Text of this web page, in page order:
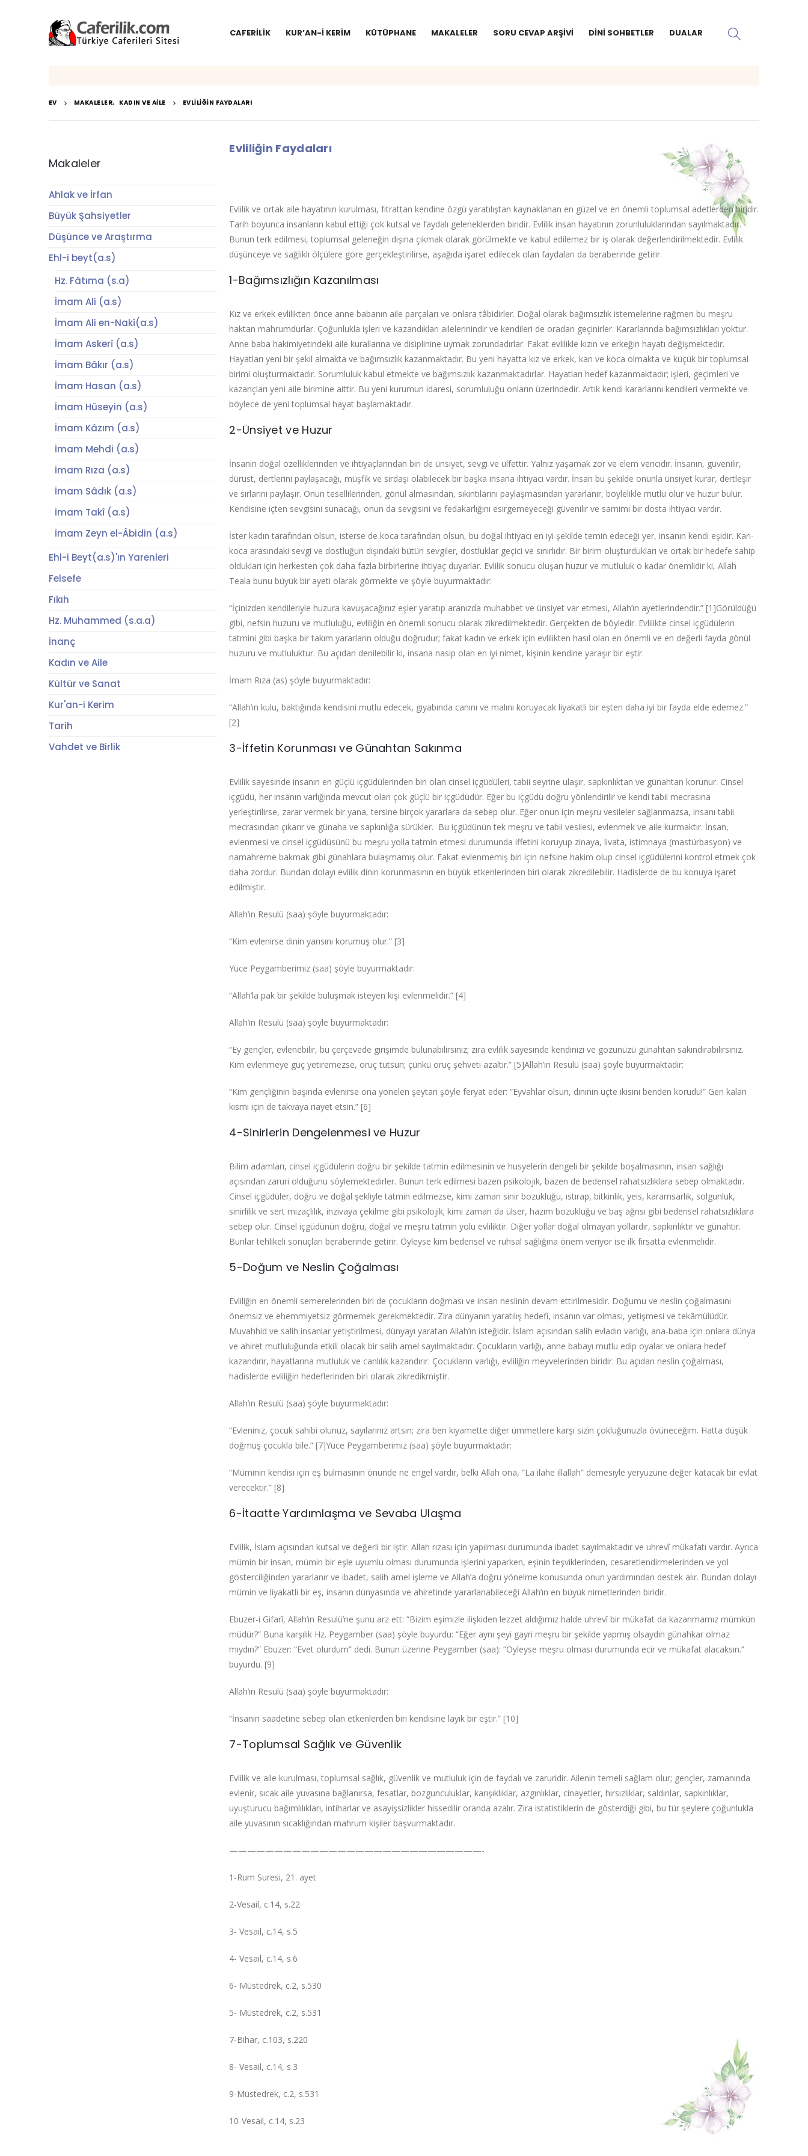
CAFERILIK KUR’AN-I KERIM KÜTÜPHANE MAKALELER SORU CEVAP ARŞIVI DINI SOHBETLER DUALAR
EV MAKALELER, KADIN VE AILE EVLILIĞIN FAYDALARI
Evliliğin Faydaları
Evlilik ve ortak aile hayatının kurulması, fıtrattan kendine özgü yaratılıştan kaynaklanan en güzel ve en önemli toplumsal adetlerden biridir.
Tarih boyunca insanların kabul ettiği çok kutsal ve faydalı geleneklerden biridir. Evlilik insan hayatının zorunluluklarından sayılmaktadır.
Bunun terk edilmesi, toplumsal geleneğin dışına çıkmak olarak görülmekte ve kabul edilemez bir iş olarak değerlendirilmektedir. Evlilik
düşünceye ve sağlıklı ölçülere göre gerçekleştirilirse, aşağıda işaret edilecek olan faydaları da beraberinde getirir.
1-Bağımsızlığın Kazanılması
Kız ve erkek evlilikten önce anne babanın aile parçaları ve onlara tâbidirler. Doğal olarak bağımsızlık istemelerine rağmen bu meşru
haktan mahrumdurlar. Çoğunlukla işleri ve kazandıkları ailelerinindir ve kendileri de oradan geçinirler. Kararlarında bağımsızlıkları yoktur.
Anne baba hakimiyetindeki aile kurallarına ve disiplinine uymak zorundadırlar. Fakat evlilikle kızın ve erkeğin hayatı değişmektedir.
Hayatları yeni bir şekil almakta ve bağımsızlık kazanmaktadır. Bu yeni hayatta kız ve erkek, karı ve koca olmakta ve küçük bir toplumsal
birimi oluşturmaktadır. Sorumluluk kabul etmekte ve bağımsızlık kazanmaktadırlar. Hayatları hedef kazanmaktadır; işleri, geçimleri ve
kazançları yeni aile birimine aittir. Bu yeni kurumun idaresi, sorumluluğu onların üzerindedir. Artık kendi kararlarını kendileri vermekte ve
böylece de yeni toplumsal hayat başlamaktadır.
2-Ünsiyet ve Huzur
İnsanın doğal özelliklerinden ve ihtiyaçlarından biri de ünsiyet, sevgi ve ülfettir. Yalnız yaşamak zor ve elem vericidir. İnsanın, güvenilir,
dürüst, dertlerini paylaşacağı, müşfik ve sırdaşı olabilecek bir başka insana ihtiyacı vardır. İnsan bu şekilde onunla ünsiyet kurar, dertleşir
ve sırlarını paylaşır. Onun tesellilerinden, gönül almasından, sıkıntılarını paylaşmasından yararlanır, böylelikle mutlu olur ve huzur bulur.
Kendisine içten sevgisini sunacağı, onun da sevgisini ve fedakarlığını esirgemeyeceği güvenilir ve samimi bir dosta ihtiyacı vardır.
İster kadın tarafından olsun, isterse de koca tarafından olsun, bu doğal ihtiyacı en iyi şekilde temin edeceği yer, insanın kendi eşidir. Karı-
koca arasındaki sevgi ve dostluğun dışındaki bütün sevgiler, dostluklar geçici ve sınırlıdır. Bir birim oluşturdukları ve ortak bir hedefe sahip
oldukları için herkesten çok daha fazla birbirlerine ihtiyaç duyarlar. Evlilik sonucu oluşan huzur ve mutluluk o kadar önemlidir ki, Allah
Teala bunu büyük bir ayeti olarak görmekte ve şöyle buyurmaktadır:
“İçinizden kendileriyle huzura kavuşacağınız eşler yaratıp aranızda muhabbet ve ünsiyet var etmesi, Allah’ın ayetlerindendir.”‌ [1]Görüldüğü
gibi, nefsin huzuru ve mutluluğu, evliliğin en önemli sonucu olarak zikredilmektedir. Gerçekten de böyledir. Evlilikte cinsel içgüdülerin
tatmini gibi başka bir takım yararların olduğu doğrudur; fakat kadın ve erkek için evlilikten hasıl olan en önemli ve en değerli fayda gönül
huzuru ve mutluluktur. Bu açıdan denilebilir ki, insana nasip olan en iyi nimet, kişinin kendine yaraşır bir eştir.
İmam Rıza (as) şöyle buyurmaktadır:
“Allah’ın kulu, baktığında kendisini mutlu edecek, gıyabında canını ve malını koruyacak liyakatli bir eşten daha iyi bir fayda elde edemez.”‌
[2]
3-İffetin Korunması ve Günahtan Sakınma
Evlilik sayesinde insanın en güçlü içgüdülerinden biri olan cinsel içgüdüleri, tabii seyrine ulaşır, sapkınlıktan ve günahtan korunur. Cinsel
içgüdü, her insanın varlığında mevcut olan çok güçlü bir içgüdüdür. Eğer bu içgüdü doğru yönlendirilir ve kendi tabii mecrasına
yerleştirilirse, zarar vermek bir yana, tersine birçok yararlara da sebep olur. Eğer onun için meşru vesileler sağlanmazsa, insanı tabii
mecrasından çıkarır ve günaha ve sapkınlığa sürükler. Bu içgüdünün tek meşru ve tabii vesilesi, evlenmek ve aile kurmaktır. İnsan,
evlenmesi ve cinsel içgüdüsünü bu meşru yolla tatmin etmesi durumunda iffetini koruyup zinaya, livata, istimnaya (mastürbasyon) ve
namahreme bakmak gibi günahlara bulaşmamış olur. Fakat evlenmemiş biri için nefsine hakim olup cinsel içgüdülerini kontrol etmek çok
daha zordur. Bundan dolayı evlilik dinin korunmasının en büyük etkenlerinden biri olarak zikredilebilir. Hadislerde de bu konuya işaret
edilmiştir.
Allah’ın Resulü (saa) şöyle buyurmaktadır:
“Kim evlenirse dinin yarısını korumuş olur.”‌ [3]
Yüce Peygamberimiz (saa) şöyle buyurmaktadır:
“Allah’la pak bir şekilde buluşmak isteyen kişi evlenmelidir.”‌ [4]
Allah’ın Resulü (saa) şöyle buyurmaktadır:
“Ey gençler, evlenebilir, bu çerçevede girişimde bulunabilirsiniz; zira evlilik sayesinde kendinizi ve gözünüzü günahtan sakındırabilirsiniz.
Kim evlenmeye güç yetiremezse, oruç tutsun; çünkü oruç şehveti azaltır.”‌ [5]Allah’ın Resulü (saa) şöyle buyurmaktadır:
“Kim gençliğinin başında evlenirse ona yönelen şeytan şöyle feryat eder: “Eyvahlar olsun, dininin üçte ikisini benden korudu!”‌ Geri kalan
kısmı için de takvaya riayet etsin.”‌ [6]
4-Sinirlerin Dengelenmesi ve Huzur
Bilim adamları, cinsel içgüdülerin doğru bir şekilde tatmin edilmesinin ve husyelerin dengeli bir şekilde boşalmasının, insan sağlığı
açısından zaruri olduğunu söylemektedirler. Bunun terk edilmesi bazen psikolojik, bazen de bedensel rahatsızlıklara sebep olmaktadır.
Cinsel içgüdüler, doğru ve doğal şekliyle tatmin edilmezse, kimi zaman sinir bozukluğu, ıstırap, bitkinlik, yeis, karamsarlık, solgunluk,
sinirlilik ve sert mizaçlılık, inzivaya çekilme gibi psikolojik; kimi zaman da ülser, hazım bozukluğu ve baş ağrısı gibi bedensel rahatsızlıklara
sebep olur. Cinsel içgüdünün doğru, doğal ve meşru tatmin yolu evliliktir. Diğer yollar doğal olmayan yollardır, sapkınlıktır ve günahtır.
Bunlar tehlikeli sonuçları beraberinde getirir. Öyleyse kim bedensel ve ruhsal sağlığına önem veriyor ise ilk fırsatta evlenmelidir.
5-Doğum ve Neslin Çoğalması
Evliliğin en önemli semerelerinden biri de çocukların doğması ve insan neslinin devam ettirilmesidir. Doğumu ve neslin çoğalmasını
önemsiz ve ehemmiyetsiz görmemek gerekmektedir. Zira dünyanın yaratılış hedefi, insanın var olması, yetişmesi ve tekâmülüdür.
Muvahhid ve salih insanlar yetiştirilmesi, dünyayı yaratan Allah’ın isteğidir. İslam açısından salih evladın varlığı, ana-baba için onlara dünya
ve ahiret mutluluğunda etkili olacak bir salih amel sayılmaktadır. Çocukların varlığı, anne babayı mutlu edip oyalar ve onlara hedef
kazandırır, hayatlarına mutluluk ve canlılık kazandırır. Çocukların varlığı, evliliğin meyvelerinden biridir. Bu açıdan neslin çoğalması,
hadislerde evliliğin hedeflerinden biri olarak zikredikmiştir.
Allah’ın Resulü (saa) şöyle buyurmaktadır:
“Evleniniz, çocuk sahibi olunuz, sayılarınız artsın; zira ben kıyamette diğer ümmetlere karşı sizin çokluğunuzla övüneceğim. Hatta düşük
doğmuş çocukla bile.”‌ [7]Yüce Peygamberimiz (saa) şöyle buyurmaktadır:
“Müminin kendisi için eş bulmasının önünde ne engel vardır, belki Allah ona, “La ilahe illallah”‌ demesiyle yeryüzüne değer katacak bir evlat
verecektir.”‌ [8]
6-İtaatte Yardımlaşma ve Sevaba Ulaşma
Evlilik, İslam açısından kutsal ve değerli bir iştir. Allah rızası için yapılması durumunda ibadet sayılmaktadır ve uhrevî mükafatı vardır. Ayrıca
mümin bir insan, mümin bir eşle uyumlu olması durumunda işlerini yaparken, eşinin teşviklerinden, cesaretlendirmelerinden ve yol
gösterciliğinden yararlanır ve ibadet, salih amel işleme ve Allah’a doğru yönelme konusunda onun yardımından destek alır. Bundan dolayı
mümin ve liyakatli bir eş, insanın dünyasında ve ahiretinde yararlanabileceği Allah’ın en büyük nimetlerinden biridir.
Ebuzer-i Gifarî, Allah’ın Resulü’ne şunu arz ett: “Bizim eşimizle ilişkiden lezzet aldığımız halde uhrevî bir mükafat da kazanmamız mümkün
müdür?”‌ Buna karşılık Hz. Peygamber (saa) şöyle buyurdu: “Eğer aynı şeyi gayri meşru bir şekilde yapmış olsaydın günahkar olmaz
mıydın?”‌ Ebuzer: “Evet olurdum”‌ dedi. Bunun üzerine Peygamber (saa): “Öyleyse meşru olması durumunda ecir ve mükafat alacaksın.”‌
buyurdu. [9]
Allah’ın Resulü (saa) şöyle buyurmaktadır:
“İnsanın saadetine sebep olan etkenlerden biri kendisine layık bir eştir.”‌ [10]
7-Toplumsal Sağlık ve Güvenlik
Evlilik ve aile kurulması, toplumsal sağlık, güvenlik ve mutluluk için de faydalı ve zaruridir. Ailenin temeli sağlam olur; gençler, zamanında
evlenir, sıcak aile yuvasına bağlanırsa, fesatlar, bozgunculuklar, karışıklıklar, azgınlıklar, cinayetler, hırsızlıklar, saldırılar, sapkınlıklar,
uyuşturucu bağımlılıkları, intiharlar ve asayişsizlikler hissedilir oranda azalır. Zira istatistiklerin de gösterdiği gibi, bu tür şeylere çoğunlukla
aile yuvasının sıcaklığından mahrum kişiler başvurmaktadır.
————————————————————————————-
1-Rum Suresi, 21. ayet
2-Vesail, c.14, s.22
3- Vesail, c.14, s.5
4- Vesail, c.14, s.6
6- Müstedrek, c.2, s.530
5- Müstedrek, c.2, s.531
7-Bihar, c.103, s.220
8- Vesail, c.14, s.3
9-Müstedrek, c.2, s.531
10-Vesail, c.14, s.23
Makaleler
Ahlak ve İrfan
Büyük Şahsiyetler
Düşünce ve Araştırma
Ehl-i beyt(a.s)
Hz. Fâtıma (s.a)
İmam Ali (a.s)
İmam Ali en-Nakî(a.s)
İmam Askerî (a.s)
İmam Bâkır (a.s)
İmam Hasan (a.s)
İmam Hüseyin (a.s)
İmam Kâzım (a.s)
İmam Mehdi (a.s)
İmam Rıza (a.s)
İmam Sâdık (a.s)
İmam Takî (a.s)
İmam Zeyn el-Âbidin (a.s)
Ehl-i Beyt(a.s)'ın Yarenleri
Felsefe
Fıkıh
Hz. Muhammed (s.a.a)
İnanç
Kadın ve Aile
Kültür ve Sanat
Kur'an-i Kerim
Tarih
Vahdet ve Birlik